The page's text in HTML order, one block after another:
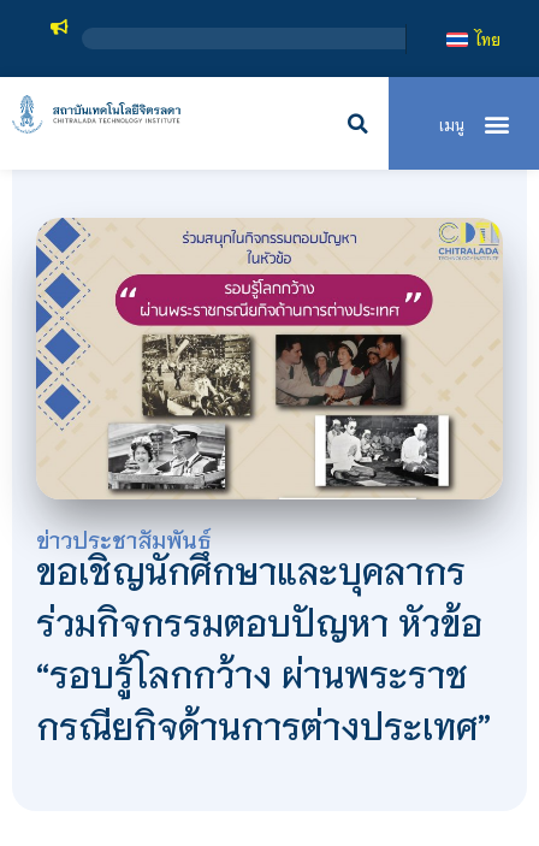
ไทย
ข่าวประชาสัมพันธ์
ขอเชิญนักศึกษาและบุคลากร
ร่วมกิจกรรมตอบปัญหา หัวข้อ
“รอบรู้โลกกว้าง ผ่านพระราช
กรณียกิจด้านการต่างประเทศ”